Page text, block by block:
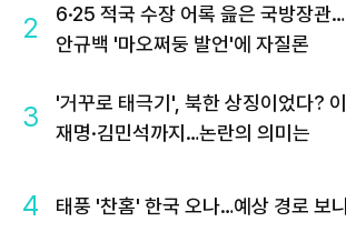
2
6·25 적국 수장 어록 읊은 국방장관…
안규백 '마오쩌둥 발언'에 자질론
3
'거꾸로 태극기', 북한 상징이었다? 이
재명·김민석까지…논란의 의미는
4 태풍 '찬홈' 한국 오나…예상 경로 보니